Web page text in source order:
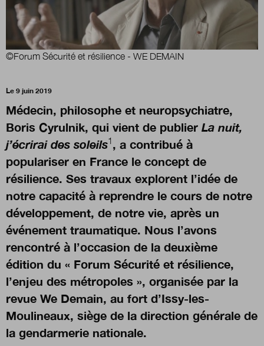
Nous contacter
Newsletter
de la transformation publique.
Nous suivre sur Twittersur LinkedIn
sur
©Forum Sécurité et résilience - WE DEMAIN
Le 9 juin 2019
Médecin, philosophe et neuropsychiatre,
Boris Cyrulnik, qui vient de publier La nuit,
j’écrirai des soleils1, a contribué à
populariser en France le concept de
résilience. Ses travaux explorent l’idée de
notre capacité à reprendre le cours de notre
développement, de notre vie, après un
événement traumatique. Nous l’avons
rencontré à l’occasion de la deuxième
édition du « Forum Sécurité et résilience,
l’enjeu des métropoles », organisée par la
revue We Demain, au fort d’Issy-les-
Moulineaux, siège de la direction générale de
la gendarmerie nationale.